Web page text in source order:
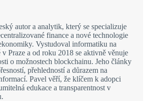
autor a analytik, který se specializuje
finance a nové technologie
Vystudoval informatiku na
Praze a od roku 2018 se aktivně věnuje
o možnostech blockchainu. Jeho články
přehledností a důrazem na
Pavel věří, že klíčem k adopci
edukace a transparentnost v